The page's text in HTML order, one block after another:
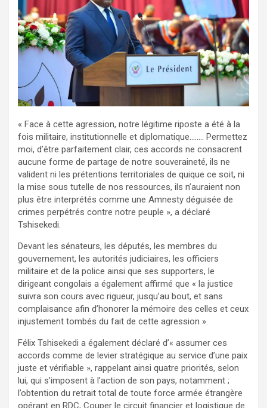
« Face à cette agression, notre légitime riposte a été à la
fois militaire, institutionnelle et diplomatique…….. Permettez
moi, d’être parfaitement clair, ces accords ne consacrent
aucune forme de partage de notre souveraineté, ils ne
valident ni les prétentions territoriales de quique ce soit, ni
la mise sous tutelle de nos ressources, ils n’auraient non
plus être interprétés comme une Amnesty déguisée de
crimes perpétrés contre notre peuple », a déclaré
Tshisekedi.
Devant les sénateurs, les députés, les membres du
gouvernement, les autorités judiciaires, les officiers
militaire et de la police ainsi que ses supporters, le
dirigeant congolais a également affirmé que « la justice
suivra son cours avec rigueur, jusqu’au bout, et sans
complaisance afin d’honorer la mémoire des celles et ceux
injustement tombés du fait de cette agression ».
Félix Tshisekedi a également déclaré d’« assumer ces
accords comme de levier stratégique au service d’une paix
juste et vérifiable », rappelant ainsi quatre priorités, selon
lui, qui s’imposent à l’action de son pays, notamment ;
l’obtention du retrait total de toute force armée étrangère
opérant en RDC, Couper le circuit financier et logistique de